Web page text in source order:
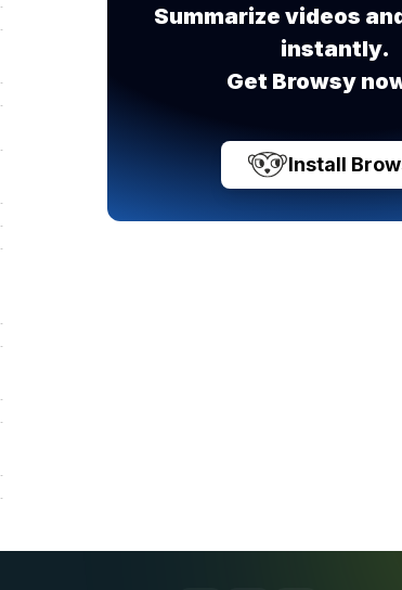
Summarize videos
instantly.
Get Browsy
Install